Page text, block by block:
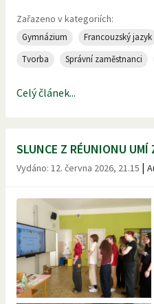
Zařazeno v kategoriích:
Gymnázium Francouzský jazyk
Tvorba
Správní zaměstnanci
Celý článek...
SLUNCE Z RÉUNIONU UMÍ
Vydáno: 12. června 2026, 21.15 |